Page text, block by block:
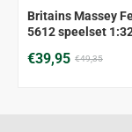
Britains Massey
5612 speelset
€39,95 €49,35